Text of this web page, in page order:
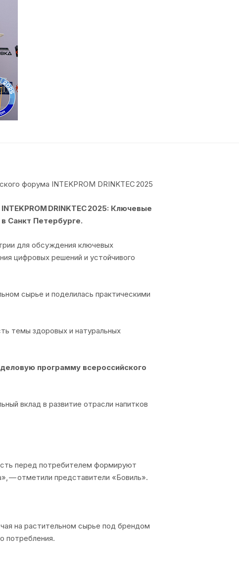
форума INTEKPROM DRINKTEC 2025
INTEKPROM DRINKTEC 2025: Ключевые
Санкт Петербурге.
для обсуждения ключевых
цифровых решений и устойчивого
сырье и поделилась практическими
темы здоровых и натуральных
программу всероссийского
вклад в развитие отрасли напитков
перед потребителем формируют
— отметили представители «Бовиль».
на растительном сырье под брендом
потребления.